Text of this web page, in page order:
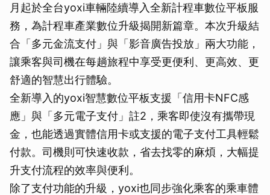
月起於全台yoxi車輛陸續導入全新計程車數位平板服
務，為計程車產業數位升級揭開新篇章。本次升級結
合「多元金流支付」與「影音廣告投放」兩大功能，
讓乘客與司機在每趟旅程中享受更便利、更高效、更
舒適的智慧出行體驗。
全新導入的yoxi智慧數位平板支援「信用卡NFC感
應」與「多元電子支付」註2，乘客即使沒有攜帶現
金，也能透過實體信用卡或支援的電子支付工具輕鬆
付款。司機則可快速收款，省去找零的麻煩，大幅提
升支付流程的效率與便利。
除了支付功能的升級，yoxi也同步強化乘客的乘車體